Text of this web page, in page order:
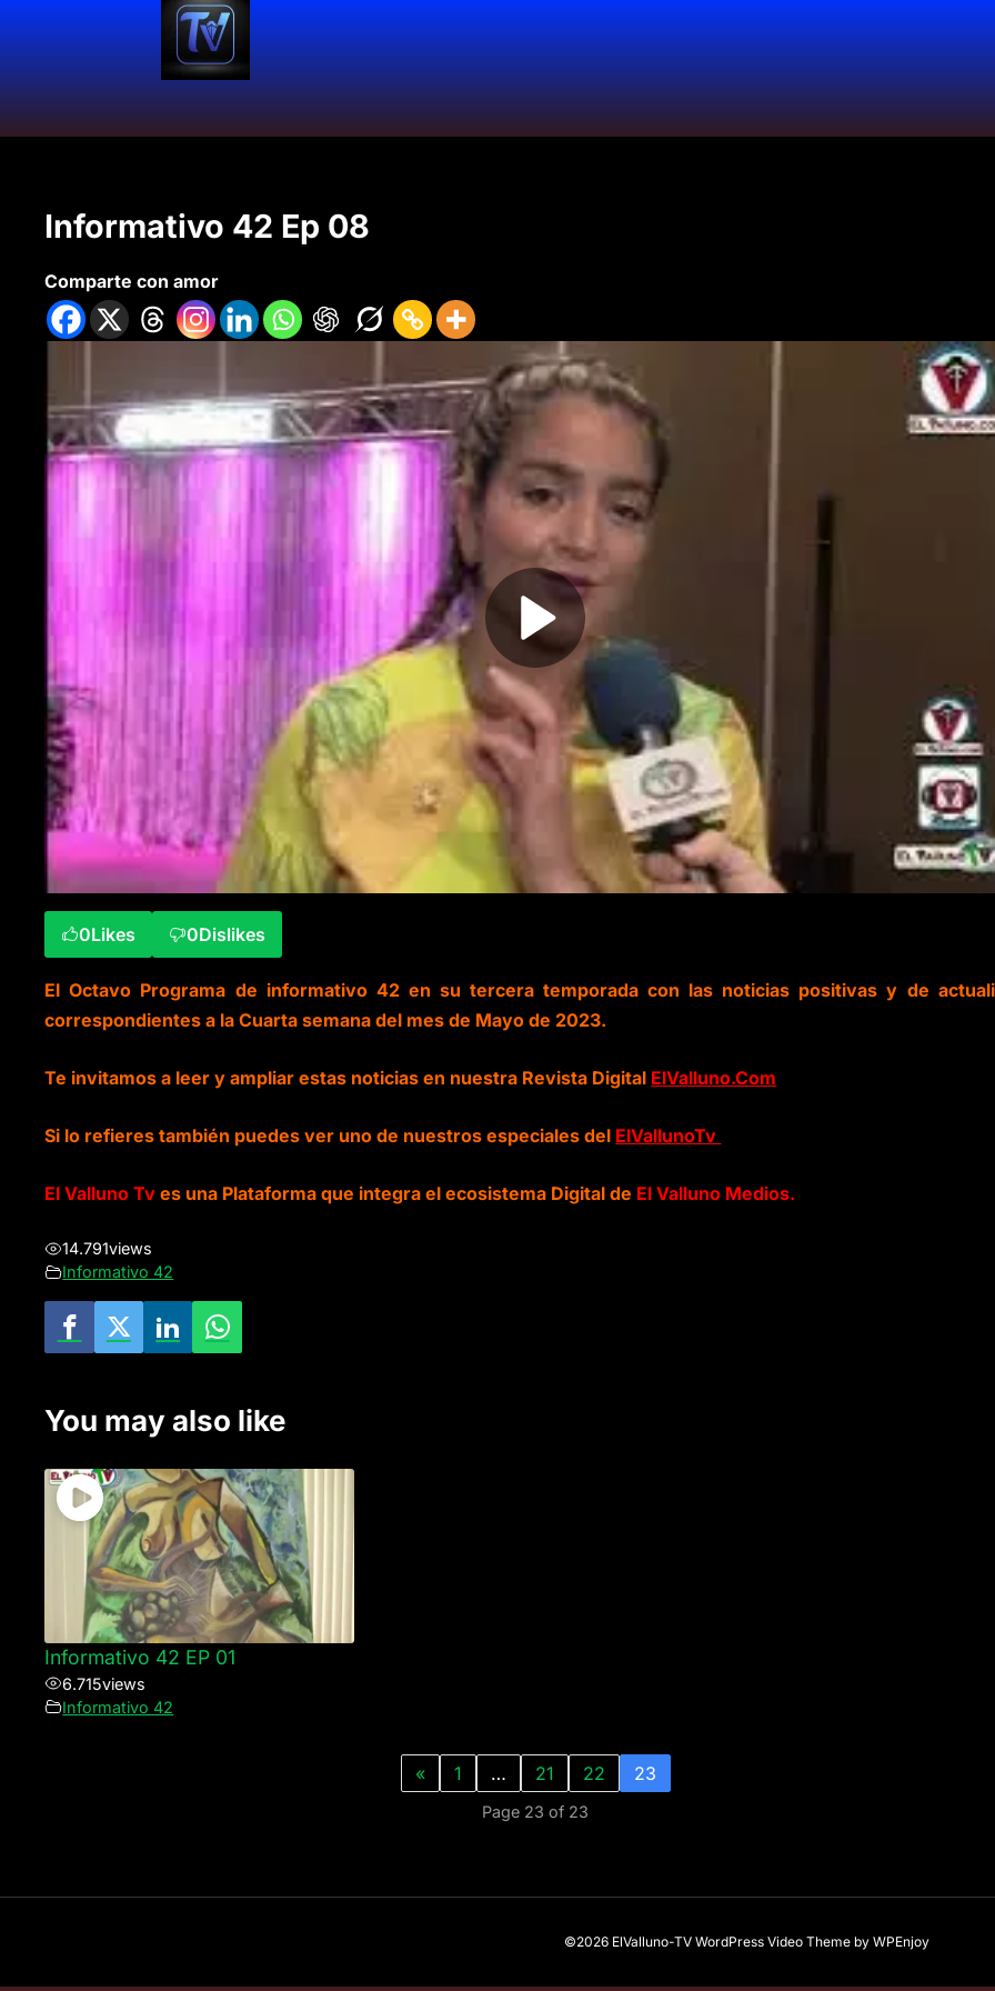
Informativo 42 Ep 08
Comparte con amor
0Likes 0Dislikes
El Octavo Programa de informativo 42 en su tercera temporada con las noticias positivas y de
correspondientes a la Cuarta semana del mes de Mayo de 2023.
Te invitamos a leer y ampliar estas noticias en nuestra Revista Digital ElValluno.Com
Si lo refieres también puedes ver uno de nuestros especiales del ElVallunoTv
El Valluno Tv es una Plataforma que integra el ecosistema Digital de El Valluno Medios.
14.791views
Informativo 42
You may also like
Informativo 42 EP 01
6.715views
Informativo 42
« 1 … 21 22 23
Page 23 of 23
©2026 ElValluno-TV WordPress Video Themeby WPEnjoy